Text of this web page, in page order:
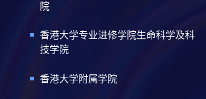
院
香港大学专业进修学院生命科学及科
技学院
香港大学附属学院